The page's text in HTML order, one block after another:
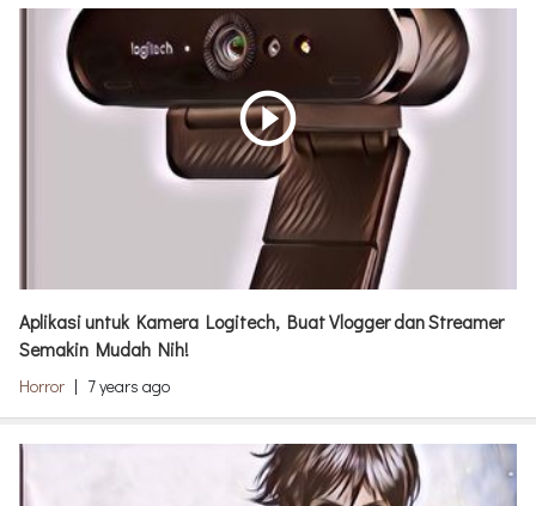
play_circle_outline
Aplikasi untuk Kamera Logitech, Buat Vlogger dan Streamer
Semakin Mudah Nih!
Horror | 7 years ago